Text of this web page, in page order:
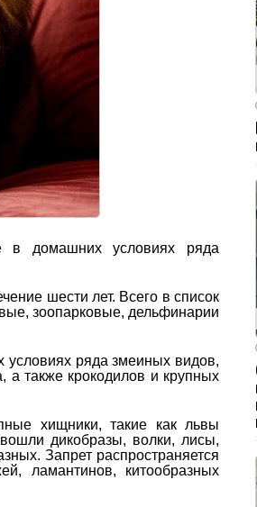
в домашних условиях ряда
шести лет. Всего в список
зоопарковые, дельфинарии
условиях ряда змеиных видов,
также крокодилов и крупных
хищники, такие как львы
дикобразы, волки, лисы,
Запрет распространяется
ламантинов, китообразных